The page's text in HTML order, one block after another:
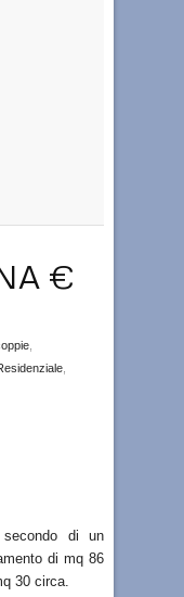
€
di un
di mq 86
30 circa.